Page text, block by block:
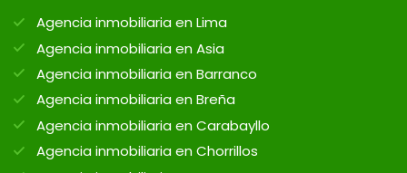
Agencia inmobiliaria en Lima
Agencia inmobiliaria en Asia
Agencia inmobiliaria en Barranco
Agencia inmobiliaria en Breña
Agencia inmobiliaria en Carabayllo
Agencia inmobiliaria en Chorrillos